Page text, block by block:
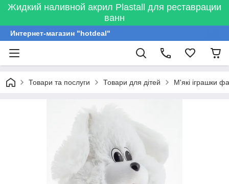
Жидкий наливной акрил Plastall для реставрации
ванн
Интернет-магазин "hotdeal"
Товари та послуги Товари для дітей М'які іграшки